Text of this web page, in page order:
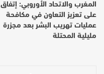
المغرب والاتحاد الأوروبي: إتفاق
على تعزيز التعاون في مكافحة
عمليات تهريب البشر بعد مجزرة
مليلية المحتلة